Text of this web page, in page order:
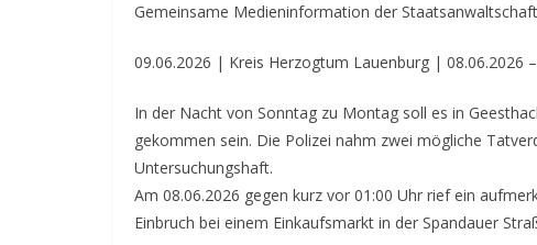
Gemeinsame Medieninformation der
09.06.2026 | Kreis Herzogtum Lauenburg | 08.06.2026
In der Nacht von Sonntag zu Montag soll es in
gekommen sein. Die Polizei nahm zwei mögliche
Untersuchungshaft.
Am 08.06.2026 gegen kurz vor 01:00 Uhr rief ein
Einbruch bei einem Einkaufsmarkt in der Spandauer